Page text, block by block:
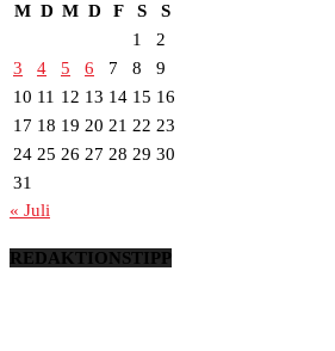
M D M D F S
S
1
2
3
4 5 6 7 8
9
10 11 12 13 14 15 16
17 18 19 20 21 22 23
24 25 26 27 28 29 30
31
« Juli
REDAKTIONSTIPP